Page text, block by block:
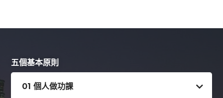
五個基本原則
01 個人做功課